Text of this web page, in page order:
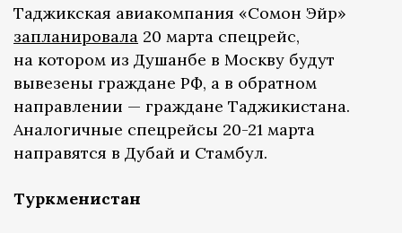
Таджикская авиакомпания «Сомон Эйр»
запланировала 20 марта спецрейс,
на котором из Душанбе в Москву будут
вывезены граждане РФ, а в обратном
направлении — граждане Таджикистана.
Аналогичные спецрейсы 20-21 марта
направятся в Дубай и Стамбул.
Туркменистан